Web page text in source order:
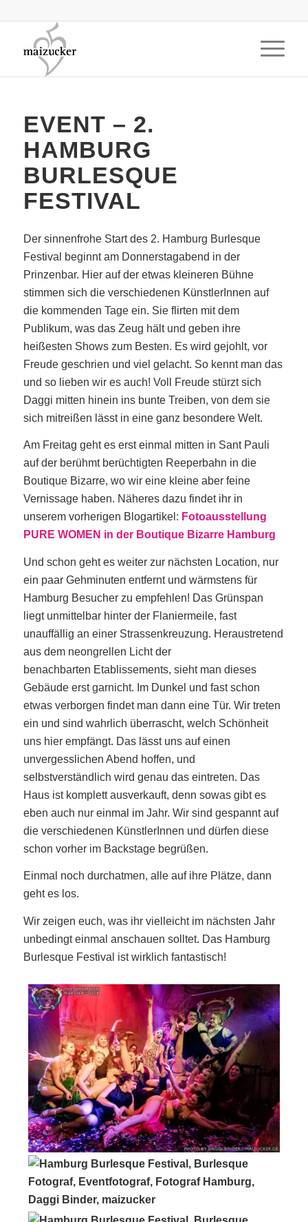
EVENT – 2.
HAMBURG
BURLESQUE
FESTIVAL
Der sinnenfrohe Start des 2. Hamburg Burlesque
Festival beginnt am Donnerstagabend in der
Prinzenbar. Hier auf der etwas kleineren Bühne
stimmen sich die verschiedenen KünstlerInnen auf
die kommenden Tage ein. Sie flirten mit dem
Publikum, was das Zeug hält und geben ihre
heißesten Shows zum Besten. Es wird gejohlt, vor
Freude geschrien und viel gelacht. So kennt man das
und so lieben wir es auch! Voll Freude stürzt sich
Daggi mitten hinein ins bunte Treiben, von dem sie
sich mitreißen lässt in eine ganz besondere Welt.
Am Freitag geht es erst einmal mitten in Sant Pauli
auf der berühmt berüchtigten Reeperbahn in die
Boutique Bizarre, wo wir eine kleine aber feine
Vernissage haben. Näheres dazu findet ihr in
unserem vorherigen Blogartikel: Fotoausstellung
PURE WOMEN in der Boutique Bizarre Hamburg
Und schon geht es weiter zur nächsten Location, nur
ein paar Gehminuten entfernt und wärmstens für
Hamburg Besucher zu empfehlen! Das Grünspan
liegt unmittelbar hinter der Flaniermeile, fast
unauffällig an einer Strassenkreuzung. Heraustretend
aus dem neongrellen Licht der
benachbarten Etablissements, sieht man dieses
Gebäude erst garnicht. Im Dunkel und fast schon
etwas verborgen findet man dann eine Tür. Wir treten
ein und sind wahrlich überrascht, welch Schönheit
uns hier empfängt. Das lässt uns auf einen
unvergesslichen Abend hoffen, und
selbstverständlich wird genau das eintreten. Das
Haus ist komplett ausverkauft, denn sowas gibt es
eben auch nur einmal im Jahr. Wir sind gespannt auf
die verschiedenen KünstlerInnen und dürfen diese
schon vorher im Backstage begrüßen.
Einmal noch durchatmen, alle auf ihre Plätze, dann
geht es los.
Wir zeigen euch, was ihr vielleicht im nächsten Jahr
unbedingt einmal anschauen solltet. Das Hamburg
Burlesque Festival ist wirklich fantastisch!